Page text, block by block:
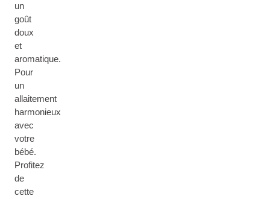
un
goût
doux
et
aromatique.
Pour
un
allaitement
harmonieux
avec
votre
bébé.
Profitez
de
cette